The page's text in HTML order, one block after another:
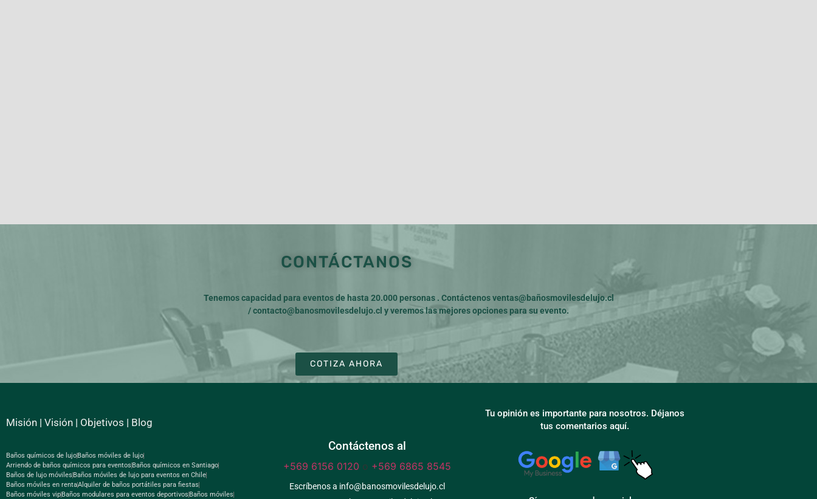
CONTÁCTANOS
Tenemos capacidad para eventos de hasta 20.000 personas . Contáctenosventas@bañosmovilesdelujo.cl
/contacto@banosmovilesdelujo.cl y veremos las mejores opciones para su evento.
COTIZA AHORA
Misión | Visión | Objetivos | Blog
Baños químicos de lujoBaños móviles de lujo
Arriendo de baños químicos para eventos Baños químicos en Santiago
Baños de lujo móviles Baños móviles de lujo para eventos en Chile
Baños móviles en rentaAlquiler de baños portátiles para fiestas
Baños móviles vipBaños modulares para eventos deportivos Baños móviles
Contáctenos al
+569 6156 0120 o +569 6865 8545
Escríbenos a info@banosmovilesdelujo.cl
Tu opinión es importante para nosotros. Déjanos
tus comentarios aquí.